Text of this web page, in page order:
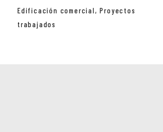
Edificación comercial,Proyectos
trabajados